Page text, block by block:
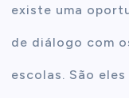
existe uma
de diálogo com
escolas. São